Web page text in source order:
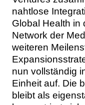
nahtlose
Global Health in
Network der
weiteren
nun vollständig
Einheit auf. Die
bleibt als